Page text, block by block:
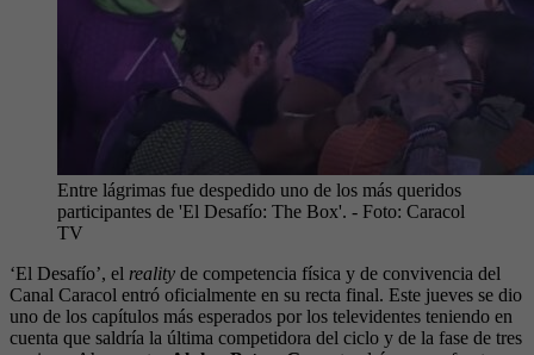
Entre lágrimas fue despedido uno de los más queridos
participantes de 'El Desafío: The Box'. - Foto: Caracol
TV
‘El Desafío’, el reality de competencia física y de convivencia del
Canal Caracol entró oficialmente en su recta final. Este jueves se dio
uno de los capítulos más esperados por los televidentes teniendo en
cuenta que saldría la última competidora del ciclo y de la fase de tres